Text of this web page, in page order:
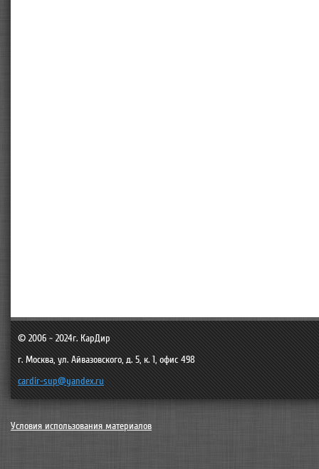
© 2006 - 2024г. КарДир
г. Москва, ул. Айвазовского, д. 5, к. 1, офис 498
cardir-sup@yandex.ru
Условия использования материалов